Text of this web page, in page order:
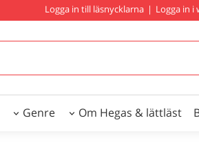
Logga in till läsnycklarna | Logga in i
Genre Om Hegas & lättläst